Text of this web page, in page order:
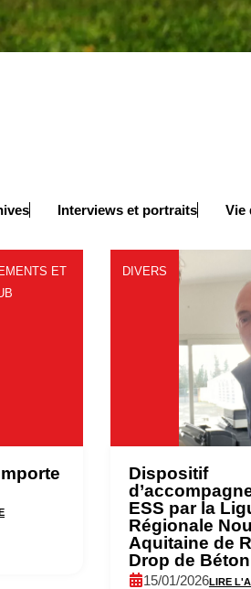
Interviews et portraits Vie
ET
DIVERS
Dispositif
ESS par la
Régionale
Aquitaine de
Drop de Béton
15/01/2026LIRE